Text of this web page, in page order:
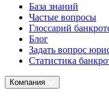
База знаний
Частые вопросы
Глоссарий
Блог
Задать вопрос
Статистика
Компания